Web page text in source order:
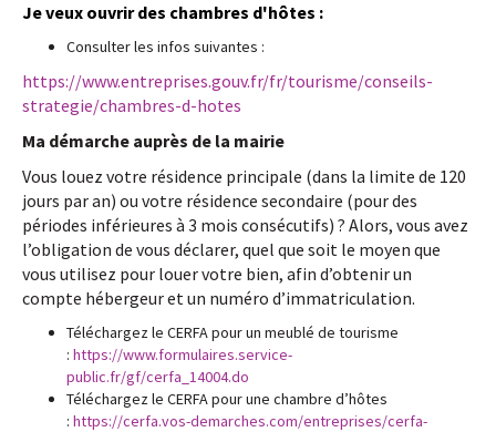
Je veux ouvrir des chambres d'hôtes :
Consulter les infos suivantes :
https://www.entreprises.gouv.fr/fr/tourisme/conseils-
strategie/chambres-d-hotes
Ma démarche auprès de la mairie
Vous louez votre résidence principale (dans la limite de 120
jours par an) ou votre résidence secondaire (pour des
périodes inférieures à 3 mois consécutifs) ? Alors, vous avez
l’obligation de vous déclarer, quel que soit le moyen que
vous utilisez pour louer votre bien, afin d’obtenir un
compte hébergeur et un numéro d’immatriculation.
Téléchargez le CERFA pour un meublé de tourisme
: https://www.formulaires.service-
public.fr/gf/cerfa_14004.do
Téléchargez le CERFA pour une chambre d’hôtes
: https://cerfa.vos-demarches.com/entreprises/cerfa-